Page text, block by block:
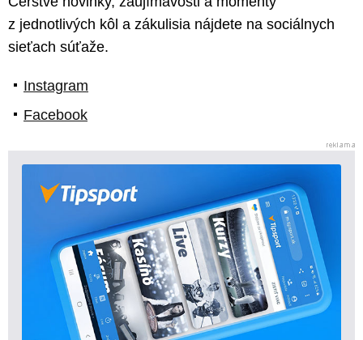
z jednotlivých kôl a zákulisia nájdete na sociálnych
sieťach súťaže.
Instagram
Facebook